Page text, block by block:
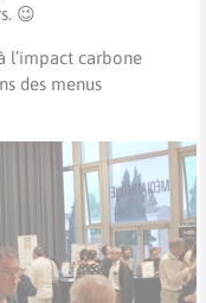
😉
l’impact carbone
des menus